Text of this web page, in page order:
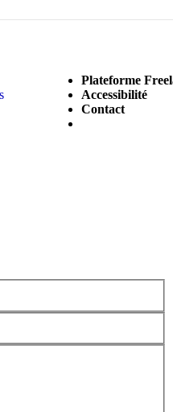
(opens in a new tab)
(opens in a new tab)
Plateforme
Accessibilité
Contact